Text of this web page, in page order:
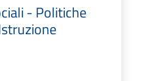
- Politiche